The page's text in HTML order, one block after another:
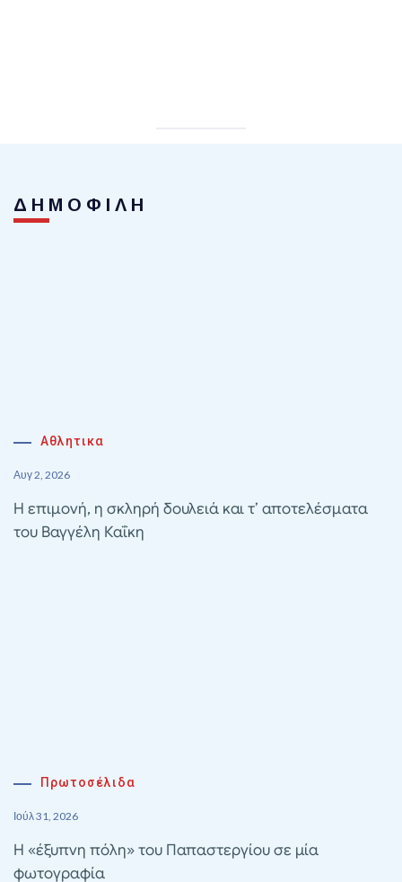
ΔΗΜΟΦΙΛΗ
Αθλητικα
Αυγ 2, 2026
Η επιμονή, η σκληρή δουλειά και τ’ αποτελέσματα
του Βαγγέλη Καΐκη
Πρωτοσέλιδα
Ιούλ 31, 2026
Η «έξυπνη πόλη» του Παπαστεργίου σε μία
φωτογραφία